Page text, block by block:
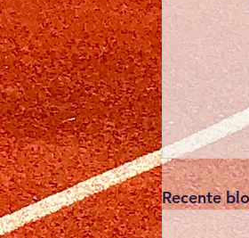
Recente